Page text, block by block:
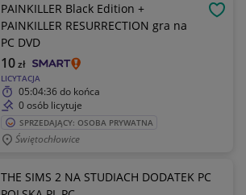
PAINKILLER Black Edition +
PAINKILLER RESURRECTION gra na
PC DVD
LICYTACJA
10zł
05:04:36do końca
0 osób licytuje
SPRZEDAJĄCY: OSOBA PRYWATNA
Świętochłowice
THE SIMS 2 NA STUDIACH DODATEK PC